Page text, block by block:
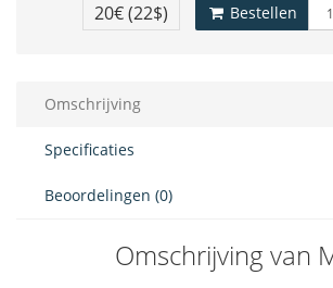
20€(22$) Bestellen
Omschrijving
Specificaties
Beoordelingen (0)
Omschrijving van